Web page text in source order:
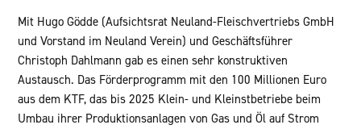
Mit Hugo Gödde (Aufsichtsrat Neuland-Fleischvertriebs GmbH
und Vorstand im Neuland Verein) und Geschäftsführer
Christoph Dahlmann gab es einen sehr konstruktiven
Austausch. Das Förderprogramm mit den 100 Millionen Euro
aus dem KTF, das bis 2025 Klein- und Kleinstbetriebe beim
Umbau ihrer Produktionsanlagen von Gas und Öl auf Strom